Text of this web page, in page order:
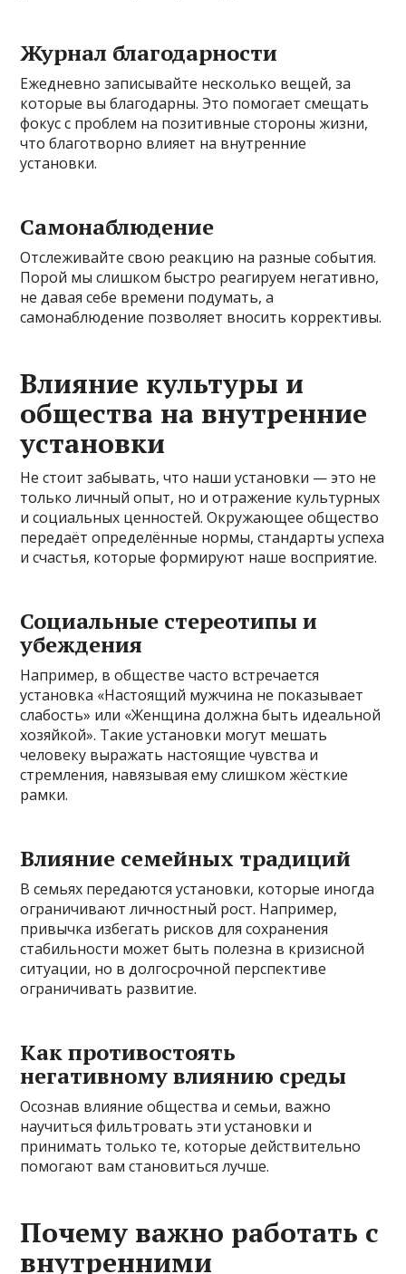
Журнал благодарности
Ежедневно записывайте несколько вещей, за
которые вы благодарны. Это помогает смещать
фокус с проблем на позитивные стороны жизни,
что благотворно влияет на внутренние
установки.
Самонаблюдение
Отслеживайте свою реакцию на разные события.
Порой мы слишком быстро реагируем негативно,
не давая себе времени подумать, а
самонаблюдение позволяет вносить коррективы.
Влияние культуры и
общества на внутренние
установки
Не стоит забывать, что наши установки — это не
только личный опыт, но и отражение культурных
и социальных ценностей. Окружающее общество
передаёт определённые нормы, стандарты успеха
и счастья, которые формируют наше восприятие.
Социальные стереотипы и
убеждения
Например, в обществе часто встречается
установка «Настоящий мужчина не показывает
слабость» или «Женщина должна быть идеальной
хозяйкой». Такие установки могут мешать
человеку выражать настоящие чувства и
стремления, навязывая ему слишком жёсткие
рамки.
Влияние семейных традиций
В семьях передаются установки, которые иногда
ограничивают личностный рост. Например,
привычка избегать рисков для сохранения
стабильности может быть полезна в кризисной
ситуации, но в долгосрочной перспективе
ограничивать развитие.
Как противостоять
негативному влиянию среды
Осознав влияние общества и семьи, важно
научиться фильтровать эти установки и
принимать только те, которые действительно
помогают вам становиться лучше.
Почему важно работать с
внутренними